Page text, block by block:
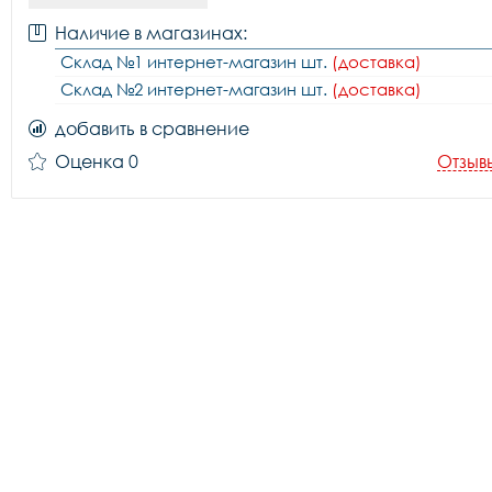
Наличие в магазинах:
Склад №1 интернет-магазин шт. (доставка)
Склад №2 интернет-магазин шт. (доставка)
добавить в сравнение
Оценка 0